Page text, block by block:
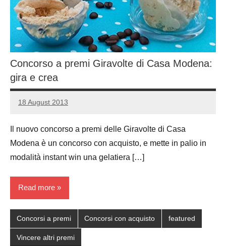
Concorso a premi Giravolte di Casa Modena:
gira e crea
18 August 2013
Luca
No
Il nuovo concorso a premi delle Giravolte di Casa
Modena è un concorso con acquisto, e mette in palio in
modalità instant win una gelatiera […]
Read more
Concorsi a premi Concorsi con acquisto featured
Vincere altri premi